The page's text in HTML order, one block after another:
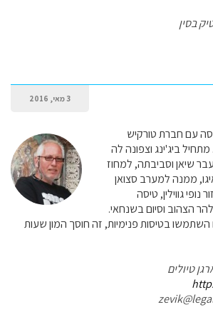
בסין
3 מאי, 2016
עם חברת טורקיש
מתחיל ביג'ינג וצפונה לה
שיאן וסביבתה, למחוז
ממנה למערב סצואן
נופי גווילין, טיסה
הצהוב וסיום בשנחאי.
בטיסות פנימיות, זה חוסך המון שעות
טיולים